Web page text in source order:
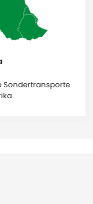
Sondertransporte